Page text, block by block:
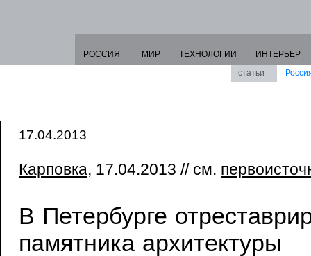
РОССИЯ МИР ТЕХНОЛОГИИ
ИНТЕРЬЕР
статьи
17.04.2013
Карповка, 17.04.2013 // см.
В Петербурге
памятника архитектуры